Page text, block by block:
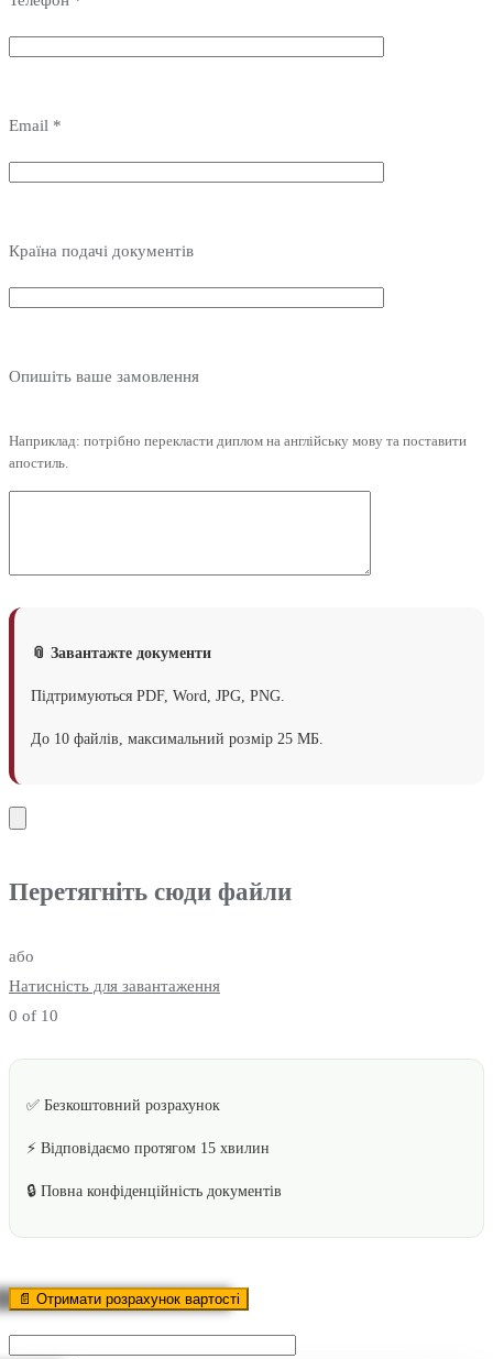
Email *
Країна подачі документів
Опишіть ваше замовлення
Наприклад: потрібно перекласти диплом на англійську мову та поставити
апостиль.
📎 Завантажте документи
Підтримуються PDF, Word, JPG, PNG.
До 10 файлів, максимальний розмір 25 МБ.
Перетягніть сюди файли
або
Натисність для завантаження
0 of 10
✅ Безкоштовний розрахунок
⚡ Відповідаємо протягом 15 хвилин
🔒 Повна конфіденційність документів
Оставьте
это
поле